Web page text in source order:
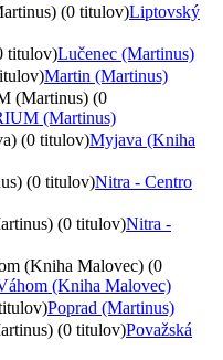
(0 titulov)Liptovský
titulov)Lučenec (Martinus)
Martin (Martinus)
(Martinus) (0
(Martinus)
(0 titulov)Myjava (Kniha
(0 titulov)Nitra - Centro
(0 titulov)Nitra -
(Kniha Malovec) (0
(Kniha Malovec)
Poprad (Martinus)
(0 titulov)Považská